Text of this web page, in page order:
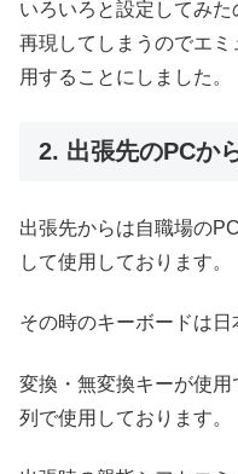
いろいろと設定してみ
再現してしまうのでエ
用することにしました。
2. 出張先のPCか
出張先からは自職場の
して使用しております。
その時のキーボードは日
変換・無変換キーが使
列で使用しております。